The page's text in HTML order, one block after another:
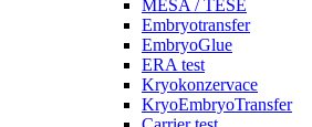
MESA / TESE
Embryotransfer
EmbryoGlue
ERA test
Kryokonzervace
KryoEmbryoTransfer